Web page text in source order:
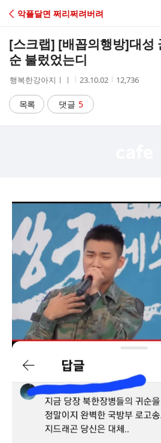
C
A
악플달면 쩌리쩌려버려
[스크랩] [배꼽의행방]대성
순 불렀었는디
작
자
행복한강아지ㅣㅣ
작
시
간
23.10.02
조
12,736
목록 댓글 5